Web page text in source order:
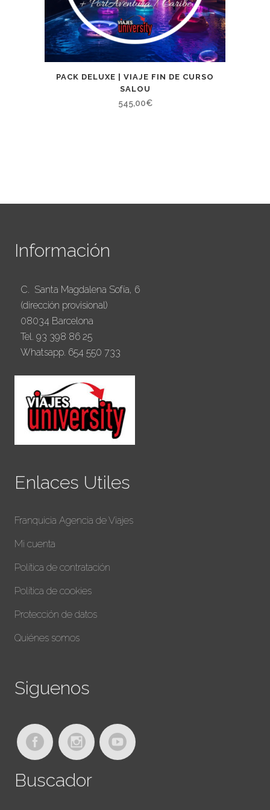
PACK DELUXE | VIAJE FIN DE CURSO
SALOU
545,00€
Información
C. Santa Magdalena Sofía, 6
(dirección provisional)
08034 Barcelona
Tel. 93 398 86 25
Whatsapp. 654 550 733
Enlaces Utiles
Franquicia Agencia de Viajes
Mi cuenta
Política de contratación
Política de cookies
Protección de datos
Quiénes somos
Siguenos
Buscador